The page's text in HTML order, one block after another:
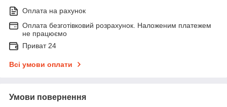
Оплата на рахунок
Оплата безготівковий розрахунок. Наложеним платежем
не працюємо
Приват 24
Всі умови оплати
Умови повернення